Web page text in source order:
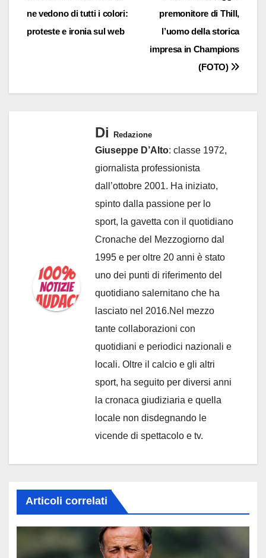
premonitore di Thill,
l’uomo della storica
impresa in Champions
(FOTO)
ne vedono di tutti i colori:
proteste e ironia sul web
Di Redazione
Giuseppe D’Alto: classe 1972,
giornalista professionista
dall’ottobre 2001. Ha iniziato,
spinto dalla passione per lo
sport, la gavetta con il quotidiano
Cronache del Mezzogiorno dal
1995 e per oltre 20 anni è stato
uno dei punti di riferimento del
quotidiano salernitano che ha
lasciato nel 2016.Nel mezzo
tante collaborazioni con
quotidiani e periodici nazionali e
locali. Oltre il calcio e gli altri
sport, ha seguito per diversi anni
la cronaca giudiziaria e quella
locale non disdegnando le
vicende di spettacolo e tv.
Articoli correlati